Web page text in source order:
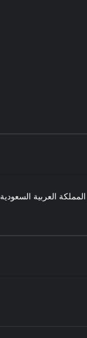
المملكة العربية السعودية